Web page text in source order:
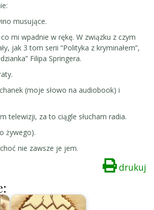
musujące.
mi wpadnie w rękę. W związku z czym
jak 3 tom serii “Polityka z kryminałem”,
Filipa Springera.
(moje słowo na audiobook) i
telewizji, za to ciągle słucham radia.
żywego).
nie zawsze je jem.
drukuj